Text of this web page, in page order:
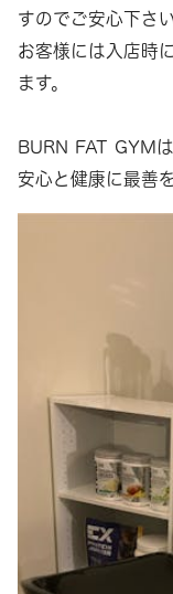
すのでご安心下さい
お客様には入店時
ます。
BURN FAT GYM
安心と健康に最善